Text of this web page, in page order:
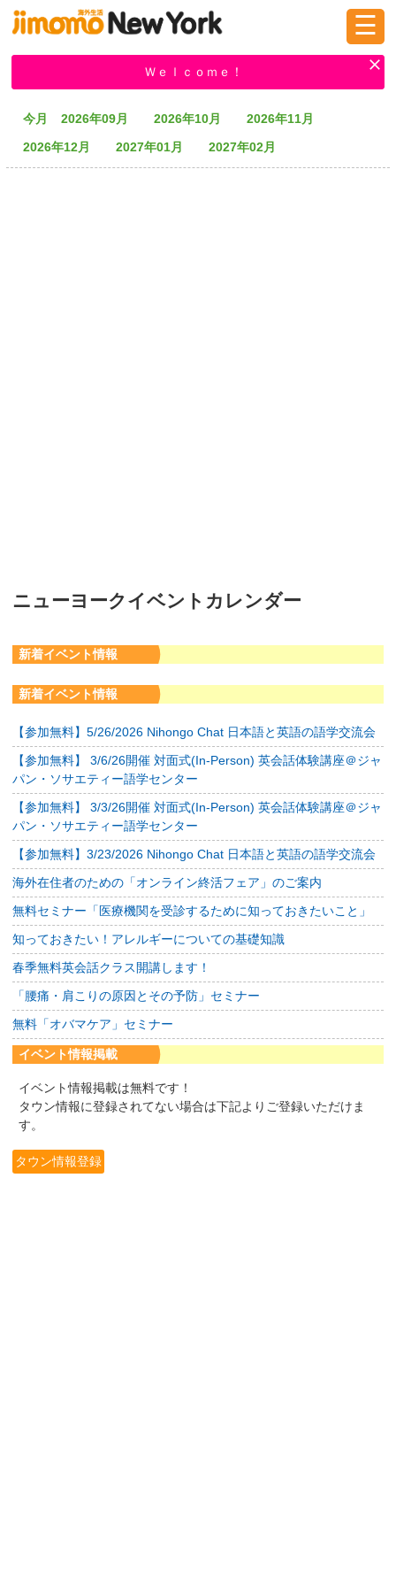
掲示板 タウン情報 教えて！
☰
Ｗｅｌｃｏｍｅ！
今月 2026年09月 2026年10月
2026年11月
2026年12月
2027年01月 2027年02月
ニューヨークイベントカレンダー
新着イベント情報
新着イベント情報
【参加無料】5/26/2026 Nihongo Chat 日本語と英語の語学交流会
【参加無料】 3/6/26開催 対面式(In-Person) 英会話体験講座＠ジャ
パン・ソサエティー語学センター
【参加無料】 3/3/26開催 対面式(In-Person) 英会話体験講座＠ジャ
パン・ソサエティー語学センター
【参加無料】3/23/2026 Nihongo Chat 日本語と英語の語学交流会
海外在住者のための「オンライン終活フェア」のご案内
無料セミナー「医療機関を受診するために知っておきたいこと」
知っておきたい！アレルギーについての基礎知識
春季無料英会話クラス開講します！
「腰痛・肩こりの原因とその予防」セミナー
無料「オバマケア」セミナー
イベント情報掲載
イベント情報掲載は無料です！
タウン情報に登録されてない場合は下記よりご登録いただけま
す。
タウン情報登録